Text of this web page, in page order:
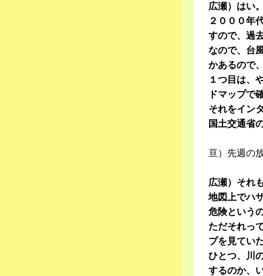
広瀬）はい
２０００年
すので、過
なので、台
かあるので
１つ目は、
ドマップで
それをイン
国土交通省
亘）先週の
広瀬）それ
地図上でハ
危険という
ただそれっ
プを見てい
ひとつ、川
するのか、